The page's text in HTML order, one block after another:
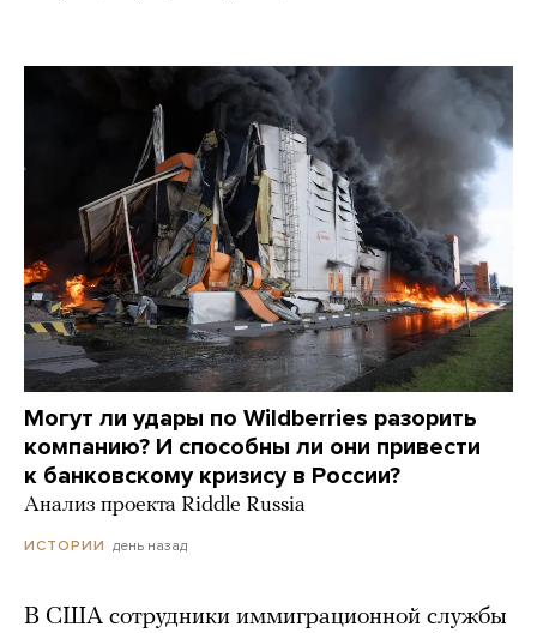
Могут ли удары по Wildberries разорить
компанию? И способны ли они привести
к банковскому кризису в России?
Анализ проекта Riddle Russia
ИСТОРИИ день назад
В США сотрудники иммиграционной службы